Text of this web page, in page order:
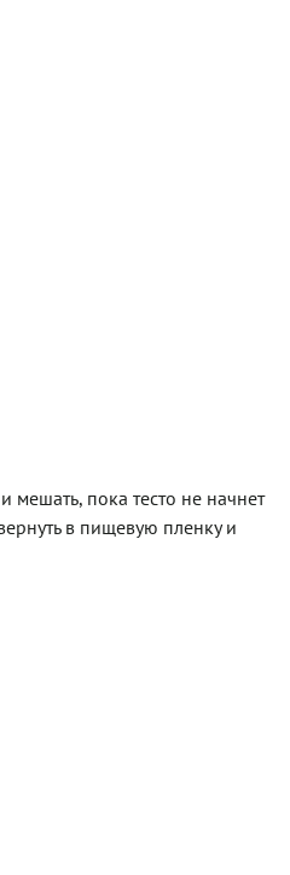
мешать, пока тесто не начнет
в пищевую пленку и